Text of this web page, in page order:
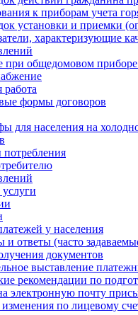
к приборам учета
установки и приемки
характеризующие
при общедомовом приборе
работа
формы договоров
для населения на
у населения
ответы (часто
документов
выставление
рекомендации по
электронную почту
по лицевому